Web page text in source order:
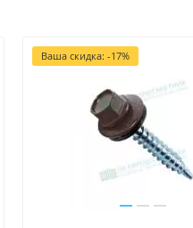
Ваша скидка: -17%